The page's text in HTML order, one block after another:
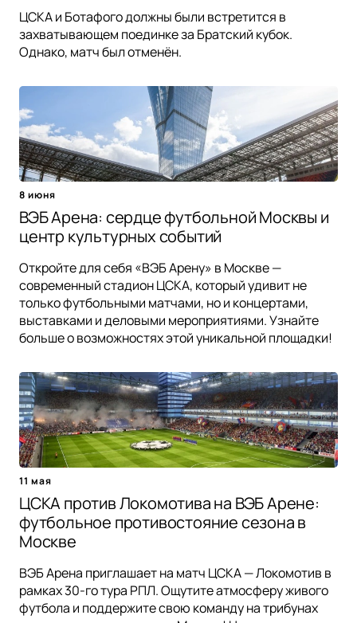
ЦСКА и Ботафого должны были встретится в
захватывающем поединке за Братский кубок.
Однако, матч был отменён.
8 июня
ВЭБ Арена: сердце футбольной Москвы и
центр культурных событий
Откройте для себя «ВЭБ Арену» в Москве —
современный стадион ЦСКА, который удивит не
только футбольными матчами, но и концертами,
выставками и деловыми мероприятиями. Узнайте
больше о возможностях этой уникальной площадки!
11 мая
ЦСКА против Локомотива на ВЭБ Арене:
футбольное противостояние сезона в
Москве
ВЭБ Арена приглашает на матч ЦСКА — Локомотив в
рамках 30-го тура РПЛ. Ощутите атмосферу живого
футбола и поддержите свою команду на трибунах